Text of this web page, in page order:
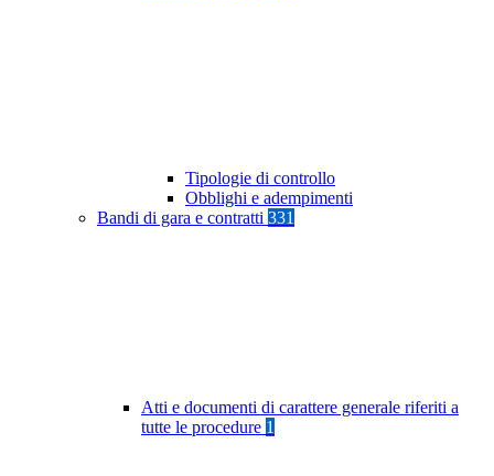
Tipologie di controllo
Obblighi e adempimenti
Bandi di gara e contratti 331
Atti e documenti di carattere generale riferiti a
tutte le procedure 1